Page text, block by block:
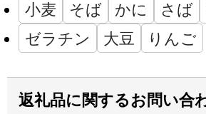
小麦 そば かに さば
ゼラチン
大豆 りんご
返礼品に関するお問い合